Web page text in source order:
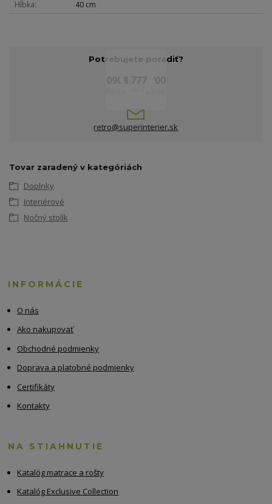
Hĺbka
40 cm
Potrebujete poradiť?
retro@superinterier.sk
Tovar zaradený v kategóriách
Doplnky
Interiérové
Nočný stolík
INFORMÁCIE
O nás
Ako nakupovať
Obchodné podmienky
Doprava a platobné podmienky
Certifikáty
Kontakty
NA STIAHNUTIE
Katalóg matrace a rošty
Katalóg Exclusive Collection